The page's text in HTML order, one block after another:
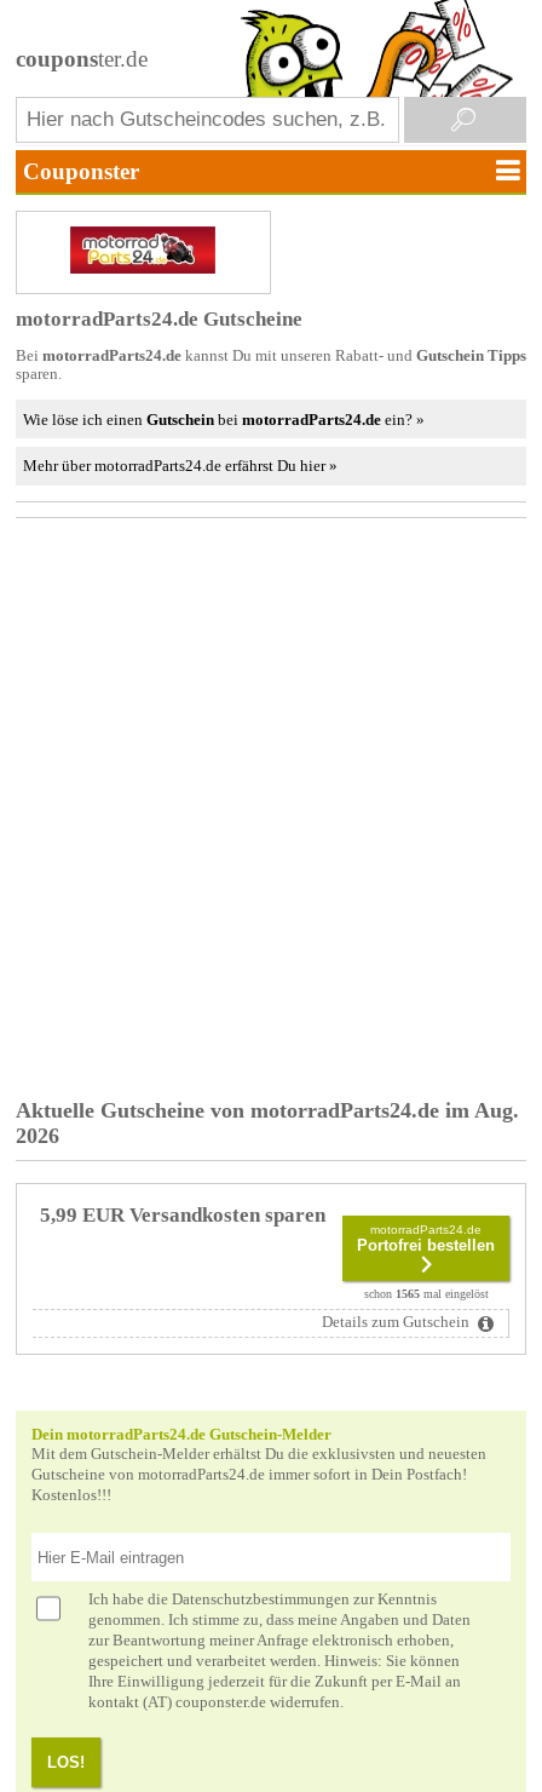
couponster.de
motorradParts24.de Gutscheine
Bei motorradParts24.dekannst Du mit unseren Rabatt- und Gutschein Tipps
sparen.
Wie löse ich einenGutschein beimotorradParts24.de ein? »
Mehr über motorradParts24.de erfährst Du hier »
Aktuelle Gutscheine von motorradParts24.de im Aug.
2026
5,99 EUR Versandkosten sparen
motorradParts24.de
Portofrei bestellen
schon 1565mal eingelöst
Details zum Gutschein
Dein motorradParts24.de Gutschein-Melder
Mit dem Gutschein-Melder erhältst Du die exklusivsten und neuesten
Gutscheine von motorradParts24.de immer sofort in Dein Postfach!
Kostenlos!!!
Ich habe die Datenschutzbestimmungen zur Kenntnis
genommen. Ich stimme zu, dass meine Angaben und Daten
zur Beantwortung meiner Anfrage elektronisch erhoben,
gespeichert und verarbeitet werden. Hinweis: Sie können
Ihre Einwilligung jederzeit für die Zukunft per E-Mail an
kontakt (AT) couponster.de widerrufen.
LOS!